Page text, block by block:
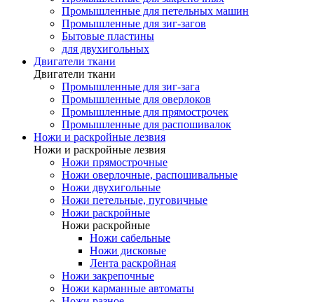
Промышленные для петельных машин
Промышленные для зиг-загов
Бытовые пластины
для двухигольных
Двигатели ткани
Двигатели ткани
Промышленные для зиг-зага
Промышленные для оверлоков
Промышленные для прямострочек
Промышленные для распошивалок
Ножи и раскройные лезвия
Ножи и раскройные лезвия
Ножи прямострочные
Ножи оверлочные, распошивальные
Ножи двухигольные
Ножи петельные, пуговичные
Ножи раскройные
Ножи раскройные
Ножи сабельные
Ножи дисковые
Лента раскройная
Ножи закрепочные
Ножи карманные автоматы